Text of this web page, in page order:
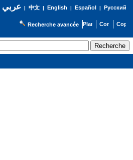
عربي| 中文| English | Español | Русский
Recherche avancée